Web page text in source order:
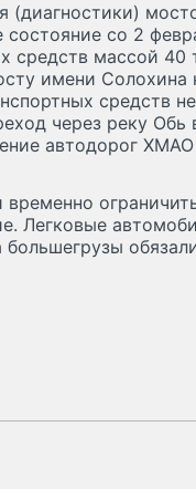
(диагностики)
со 2
средств массой 40
имени Солохина
средств
через реку Обь
автодорог ХМАО
ограничить
Легковые